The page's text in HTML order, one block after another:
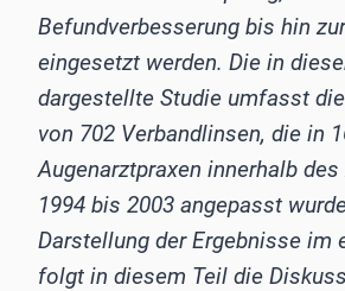
Befundverbesserung bis hin
eingesetzt werden. Die in
dargestellte Studie umfasst
von 702 Verbandlinsen, die in
Augenarztpraxen innerhalb
1994 bis 2003 angepasst
Darstellung der Ergebnisse im
folgt in diesem Teil die